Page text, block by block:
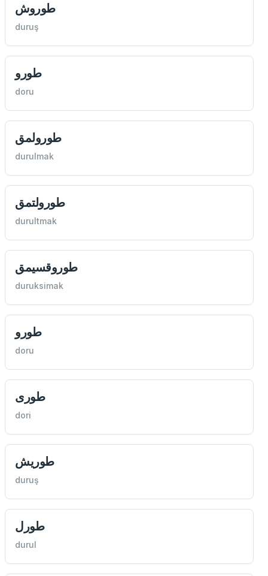
طوروش
duruş
طورو
doru
طورولمق
durulmak
طورولتمق
durultmak
طوروقسيمق
duruksimak
طورو
doru
طوری
dori
طوريش
duruş
طورل
durul